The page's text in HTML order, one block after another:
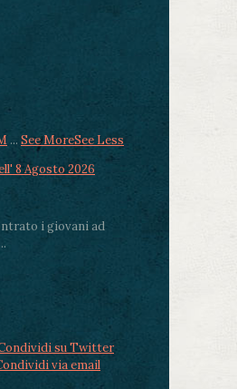
... See MoreSee Less
8 Agosto 2026
i giovani ad
su Twitter
via email